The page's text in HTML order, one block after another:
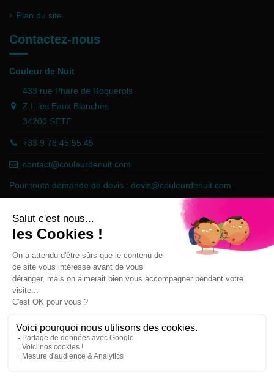
Plan du site
Contactez-nous
Couleur de Nuit
433 rue Phare de Roquerols
Z.I. les Eaux Blanches
34200 SETE
+33 9 78 45 55 45
contact@couleurdenuit.com
Pour toute demande de devis : devis@couleurdenuit.com
Marchand approuvé par la Société des Avis Garantis,cliquez ici pour
vérifier .
Follow us
Newsletter